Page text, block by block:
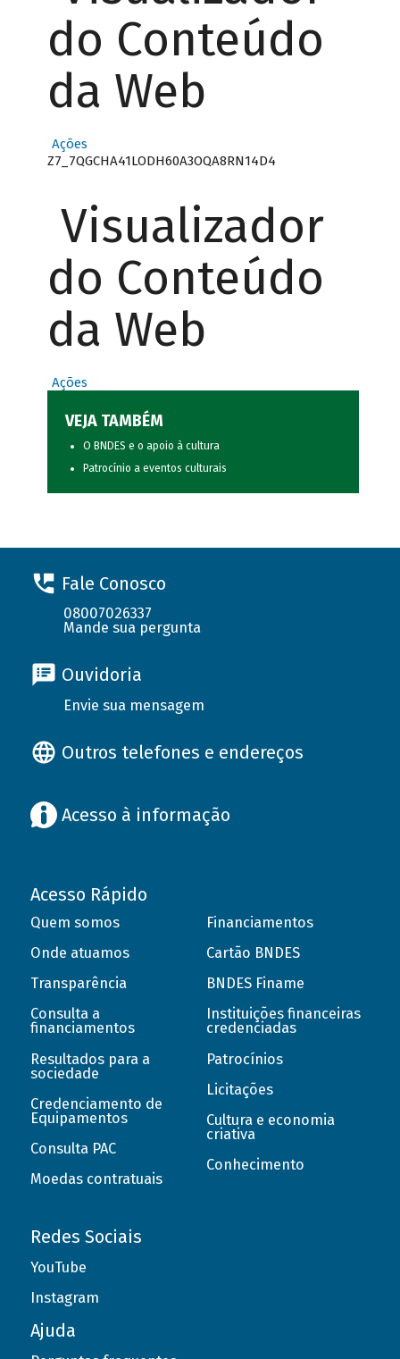
do Conteúdo
da Web
Ações
Z7_7QGCHA41LODH60A3OQA8RN14D4
Visualizador
do Conteúdo
da Web
Ações
VEJA TAMBÉM
O BNDES e o apoio à cultura
Patrocínio a eventos culturais
Fale Conosco
08007026337
Mande sua pergunta
Ouvidoria
Envie sua mensagem
Outros telefones e endereços
Acesso à informação
Acesso Rápido
Quem somos
Onde atuamos
Transparência
Consulta a
financiamentos
Resultados para a
sociedade
Credenciamento de
Equipamentos
Consulta PAC
Moedas contratuais
Financiamentos
Cartão BNDES
BNDES Finame
Instituições financeiras
credenciadas
Patrocínios
Licitações
Cultura e economia
criativa
Conhecimento
Redes Sociais
YouTube
Instagram
Ajuda